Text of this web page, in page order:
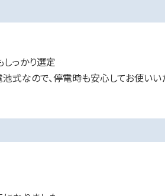
っかり選定
式なので、停電時も安心してお使い